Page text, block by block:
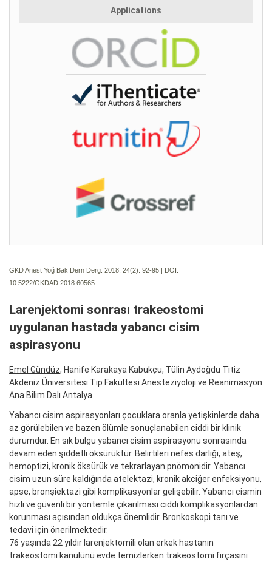
Applications
GKD Anest Yoğ Bak Dern Derg. 2018; 24(2): 92-95 | DOI:
10.5222/GKDAD.2018.60565
Larenjektomi sonrası trakeostomi
uygulanan hastada yabancı cisim
aspirasyonu
Emel Gündüz, Hanife Karakaya Kabukçu, Tülin Aydoğdu Titiz
Akdeniz Üniversitesi Tıp Fakültesi Anesteziyoloji ve Reanimasyon
Ana Bilim Dalı Antalya
Yabancı cisim aspirasyonları çocuklara oranla yetişkinlerde daha
az görülebilen ve bazen ölümle sonuçlanabilen ciddi bir klinik
durumdur. En sık bulgu yabancı cisim aspirasyonu sonrasında
devam eden şiddetli öksürüktür. Belirtileri nefes darlığı, ateş,
hemoptizi, kronik öksürük ve tekrarlayan pnömonidir. Yabancı
cisim uzun süre kaldığında atelektazi, kronik akciğer enfeksiyonu,
apse, bronşiektazi gibi komplikasyonlar gelişebilir. Yabancı cismin
hızlı ve güvenli bir yöntemle çıkarılması ciddi komplikasyonlardan
korunması açısından oldukça önemlidir. Bronkoskopi tanı ve
tedavi için önerilmektedir.
76 yaşında 22 yıldır larenjektomili olan erkek hastanın
trakeostomi kanülünü evde temizlerken trakeostomi fırçasını